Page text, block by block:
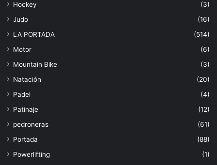
Hockey
(3)
Judo
(16)
LA PORTADA
(514)
Motor
(6)
Mountain Bike
(3)
Natación
(20)
Padel
(4)
Patinaje
(12)
pedroneras
(61)
Portada
(88)
Powerlifting
(1)